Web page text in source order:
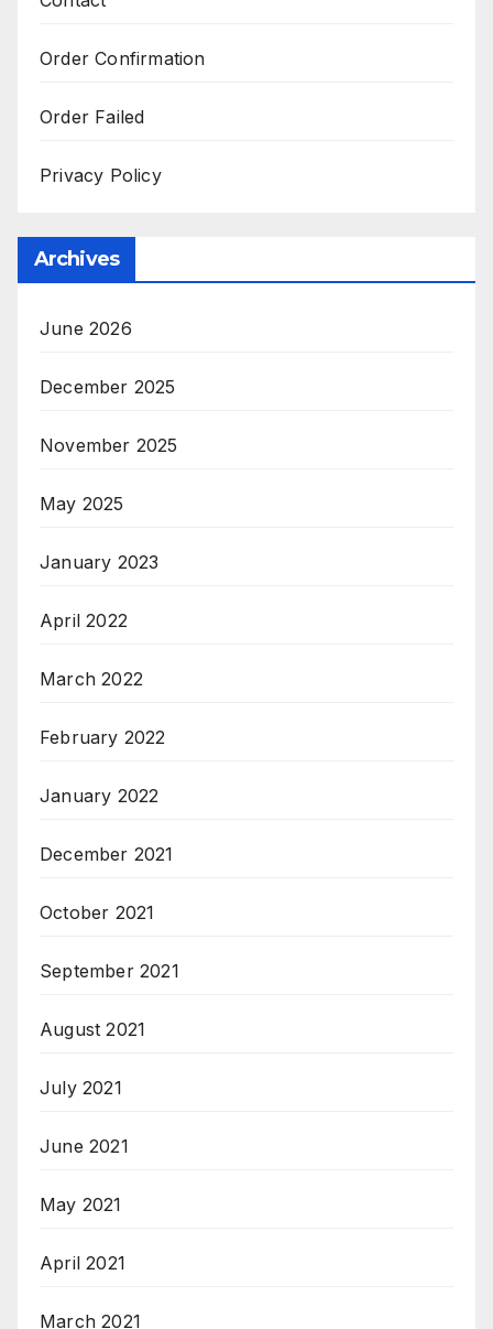
Order Confirmation
Order Failed
Privacy Policy
Archives
June 2026
December 2025
November 2025
May 2025
January 2023
April 2022
March 2022
February 2022
January 2022
December 2021
October 2021
September 2021
August 2021
July 2021
June 2021
May 2021
April 2021
March 2021